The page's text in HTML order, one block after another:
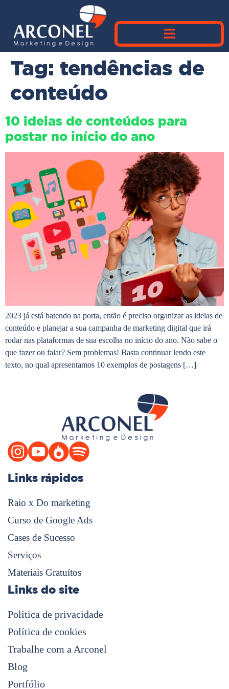
Tag: tendências de
conteúdo
10 ideias de conteúdos para
postar no início do ano
2023 já está batendo na porta, então é preciso organizar as ideias de
conteúdo e planejar a sua campanha de marketing digital que irá
rodar nas plataformas de sua escolha no início do ano. Não sabe o
que fazer ou falar? Sem problemas! Basta continuar lendo este
texto, no qual apresentamos 10 exemplos de postagens […]
Links rápidos
Raio x Do marketing
Curso de Google Ads
Cases de Sucesso
Serviços
Materiais Gratuítos
Links do site
Politica de privacidade
Política de cookies
Trabalhe com a Arconel
Blog
Portfólio